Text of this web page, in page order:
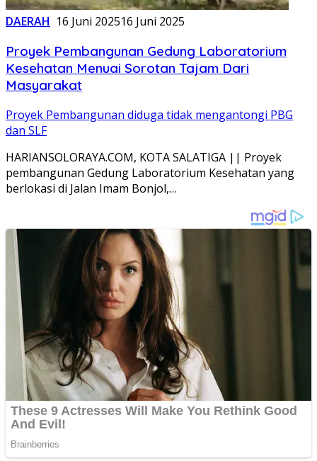
DAERAH 16 Juni 202516 Juni 2025
Proyek Pembangunan Gedung Laboratorium
Kesehatan Menuai Sorotan Tajam Dari
Masyarakat
Proyek Pembangunan diduga tidak mengantongi PBG
dan SLF
HARIANSOLORAYA.COM, KOTA SALATIGA || Proyek
pembangunan Gedung Laboratorium Kesehatan yang
berlokasi di Jalan Imam Bonjol,…